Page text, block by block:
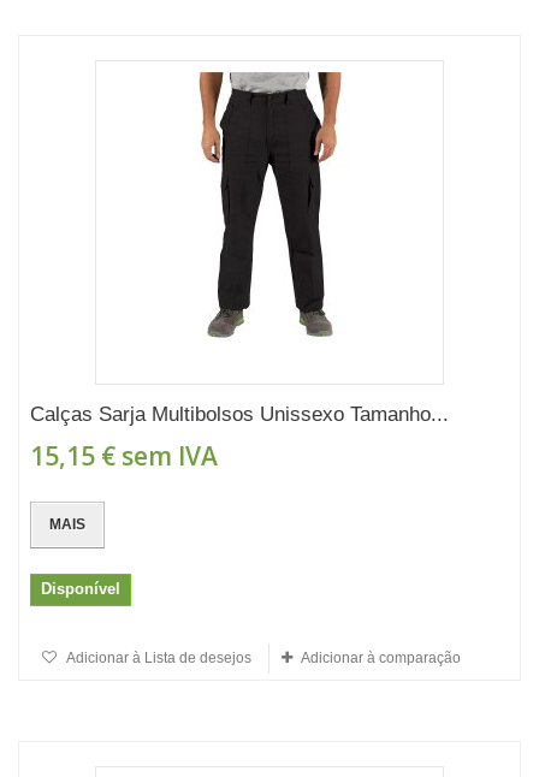
Calças Sarja Multibolsos Unissexo Tamanho...
15,15 € sem IVA
MAIS
Disponível
Adicionar à Lista de desejos Adicionar à comparação